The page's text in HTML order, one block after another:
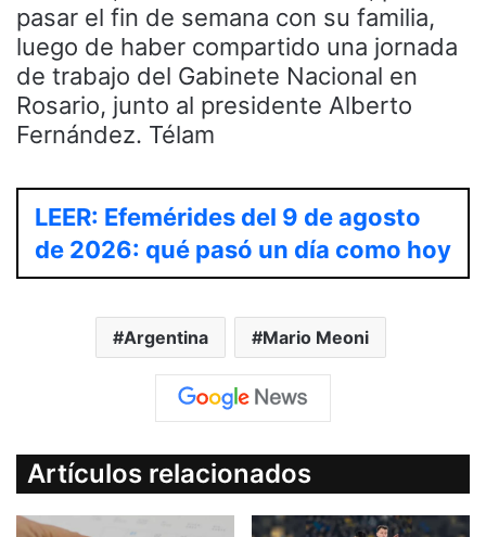
pasar el fin de semana con su familia,
luego de haber compartido una jornada
de trabajo del Gabinete Nacional en
Rosario, junto al presidente Alberto
Fernández. Télam
LEER: Efemérides del 9 de agosto
de 2026: qué pasó un día como hoy
Argentina Mario Meoni
Artículos relacionados